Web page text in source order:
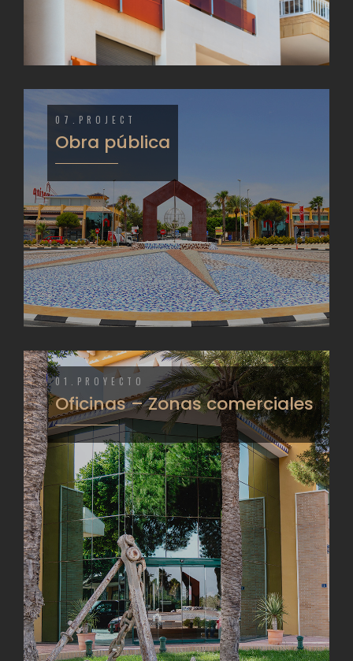
07.PROJECT
Obra pública
01.PROYECTO
Oficinas – Zonas comerciales